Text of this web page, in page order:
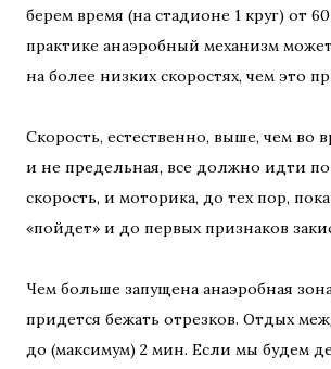
берем время (на стадионе 1 круг) от
практике анаэробный механизм
на более низких скоростях, чем это
Скорость, естественно, выше, чем во
и не предельная, все должно идти
скорость, и моторика, до тех пор,
«пойдет» и до первых признаков
Чем больше запущена анаэробная
придется бежать отрезков. Отдых
до (максимум) 2 мин. Если мы будем